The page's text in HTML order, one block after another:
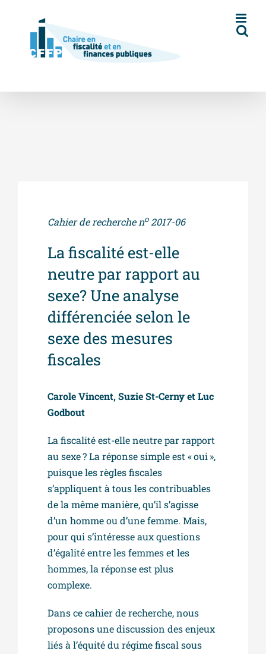
Cahier de recherche no2017-06
La fiscalité est-elle
neutre par rapport au
sexe? Une analyse
différenciée selon le
sexe des mesures
fiscales
Carole Vincent, Suzie St-Cerny et Luc
Godbout
La fiscalité est-elle neutre par rapport
au sexe ? La réponse simple est « oui »,
puisque les règles fiscales
s’appliquent à tous les contribuables
de la même manière, qu’il s’agisse
d’un homme ou d’une femme. Mais,
pour qui s’intéresse aux questions
d’égalité entre les femmes et les
hommes, la réponse est plus
complexe.
Dans ce cahier de recherche, nous
proposons une discussion des enjeux
liés à l’équité du régime fiscal sous